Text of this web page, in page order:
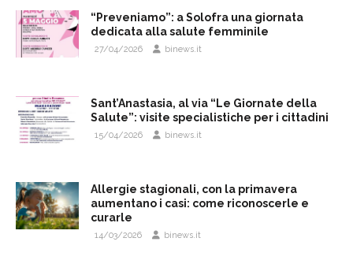
“Preveniamo”: a Solofra una giornata
dedicata alla salute femminile
27/04/2026 binews.it
Sant’Anastasia, al via “Le Giornate della
Salute”: visite specialistiche per i cittadini
15/04/2026 binews.it
Allergie stagionali, con la primavera
aumentano i casi: come riconoscerle e
curarle
14/03/2026 binews.it